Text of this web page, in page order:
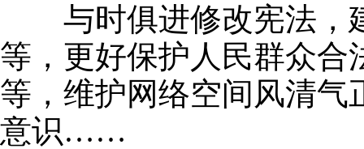
与时俱进修改宪法，建
等，更好保护人民群众
等，维护网络空间风清
意识……